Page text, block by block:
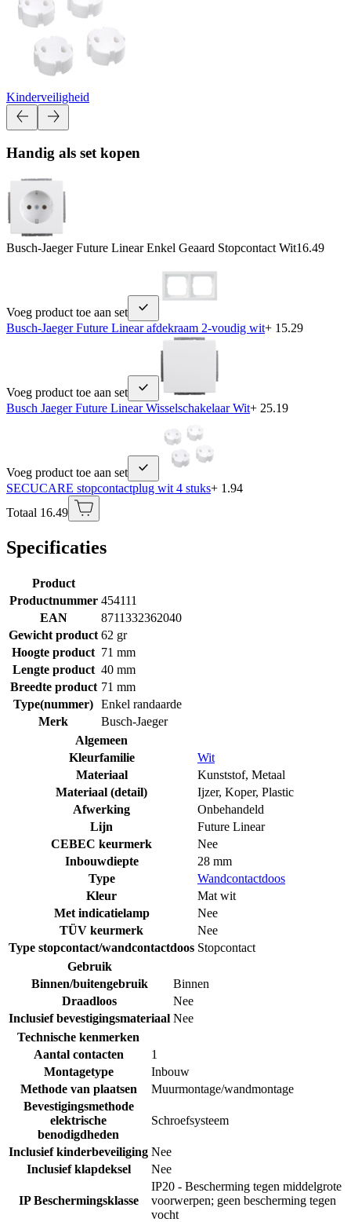
Kinderveiligheid
Handig als set kopen
Busch-Jaeger Future Linear Enkel Geaard Stopcontact Wit16.49
Voeg product toe aan set
Busch-Jaeger Future Linear afdekraam 2-voudig wit+ 15.29
Voeg product toe aan set
Busch Jaeger Future Linear Wisselschakelaar Wit+ 25.19
Voeg product toe aan set
SECUCARE stopcontactplug wit 4 stuks+ 1.94
Totaal 16.49
Specificaties
Product
Productnummer 454111
EAN
8711332362040
Gewicht product 62 gr
Hoogte product 71 mm
Lengte product 40 mm
Breedte product 71 mm
Type(nummer) Enkel randaarde
Merk
Busch-Jaeger
Algemeen
Kleurfamilie
Wit
Materiaal
Kunststof, Metaal
Materiaal (detail)
Ijzer, Koper, Plastic
Afwerking
Onbehandeld
Lijn
Future Linear
CEBEC keurmerk
Nee
Inbouwdiepte
28 mm
Type
Wandcontactdoos
Kleur
Mat wit
Met indicatielamp
Nee
TÜV keurmerk
Nee
Type stopcontact/wandcontactdoos Stopcontact
Gebruik
Binnen/buitengebruik
Binnen
Draadloos
Nee
Inclusief bevestigingsmateriaal Nee
Technische kenmerken
Aantal contacten
1
Montagetype
Inbouw
Methode van plaatsen
Muurmontage/wandmontage
Bevestigingsmethode
elektrische
benodigdheden
Schroefsysteem
Inclusief kinderbeveiliging Nee
Inclusief klapdeksel
Nee
IP Beschermingsklasse
IP20 - Bescherming tegen middelgrote
voorwerpen; geen bescherming tegen
vocht